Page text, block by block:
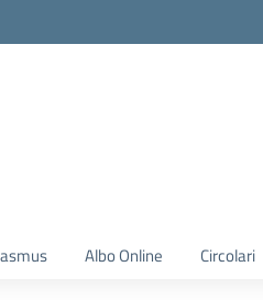
Albo Online Circolari